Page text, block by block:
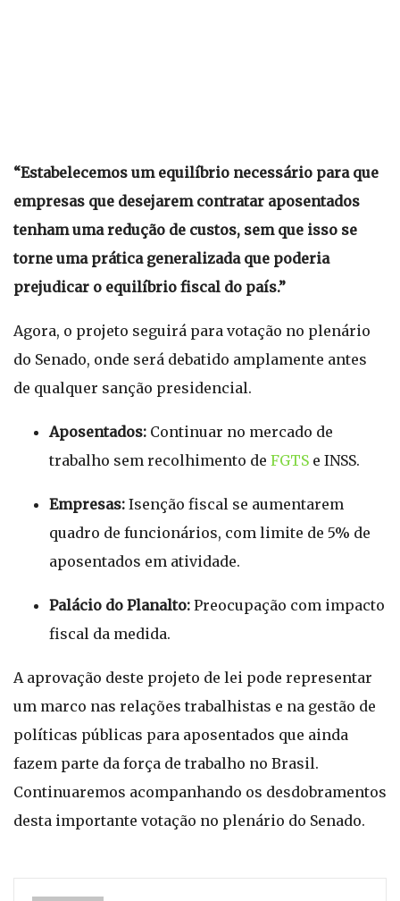
“Estabelecemos um equilíbrio necessário para que
empresas que desejarem contratar aposentados
tenham uma redução de custos, sem que isso se
torne uma prática generalizada que poderia
prejudicar o equilíbrio fiscal do país.”
Agora, o projeto seguirá para votação no plenário
do Senado, onde será debatido amplamente antes
de qualquer sanção presidencial.
Aposentados: Continuar no mercado de
trabalho sem recolhimento de FGTS e INSS.
Empresas: Isenção fiscal se aumentarem
quadro de funcionários, com limite de 5% de
aposentados em atividade.
Palácio do Planalto: Preocupação com impacto
fiscal da medida.
A aprovação deste projeto de lei pode representar
um marco nas relações trabalhistas e na gestão de
políticas públicas para aposentados que ainda
fazem parte da força de trabalho no Brasil.
Continuaremos acompanhando os desdobramentos
desta importante votação no plenário do Senado.